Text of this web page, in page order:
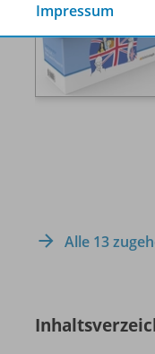
Alle 13
Impressum